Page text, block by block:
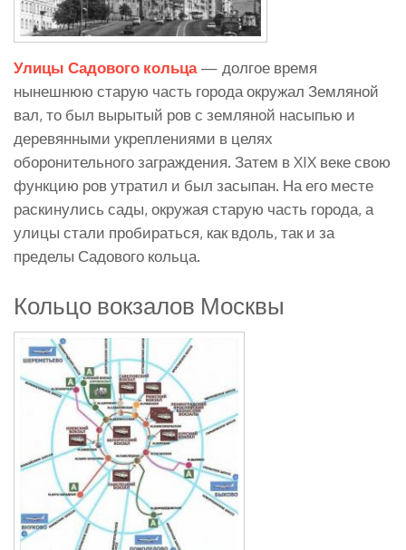
Улицы Садового кольца— долгое время
нынешнюю старую часть города окружал Земляной
вал, то был вырытый ров с земляной насыпью и
деревянными укреплениями в целях
оборонительного заграждения. Затем в XIX веке свою
функцию ров утратил и был засыпан. На его месте
раскинулись сады, окружая старую часть города, а
улицы стали пробираться, как вдоль, так и за
пределы Садового кольца.
Кольцо вокзалов Москвы